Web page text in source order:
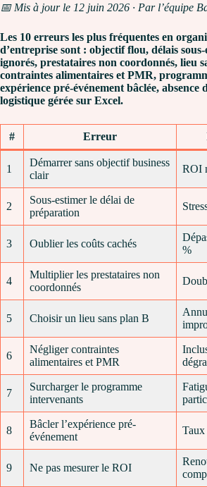
📅 Mis à jour le 12 juin 2026 · Par l’équipe
Les 10 erreurs les plus fréquentes en
d’entreprise sont : objectif flou, délais sous-
ignorés, prestataires non coordonnés, lieu
contraintes alimentaires et PMR,
expérience pré-événement bâclée, absence
logistique gérée sur Excel.
# Erreur
1
Démarrer sans objectif business
clair
ROI
2
Sous-estimer le délai de
préparation
3 Oublier les coûts cachés
%
4
Multiplier les prestataires non
coordonnés
5 Choisir un lieu sans plan B
6
Négliger contraintes
alimentaires et PMR
7
Surcharger le programme
intervenants
8
Bâcler l’expérience pré-
événement
Taux
9 Ne pas mesurer le ROI